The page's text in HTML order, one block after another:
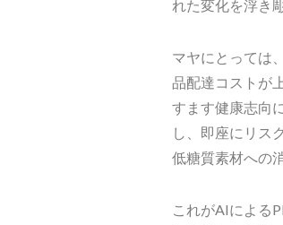
れた変化を浮き
マヤにとっては
品配達コストが
すます健康志向
し、即座にリス
低糖質素材への
これがAIによる